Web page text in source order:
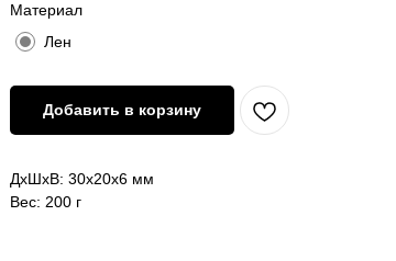
Материал
Лен
Добавить в корзину
ДxШxВ: 30x20x6 мм
Вес: 200 г